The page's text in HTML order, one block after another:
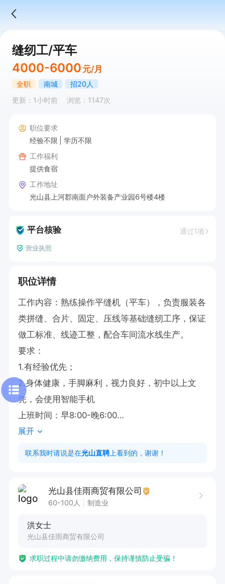
缝纫工/平车
4000-6000 元/月
全职 南城
招20人
更新：1小时前
浏览：1147次
职位要求
经验不限
学历不限
工作福利
提供食宿
工作地址
光山县上河郡南面户外装备产业园6号楼4楼
平台核验 通过1项
营业执照
职位详情
工作内容：熟练操作平缝机（平车），负责服装各
类拼缝、合片、固定、压线等基础缝纫工序，保证
做工标准、线迹工整，配合车间流水线生产。
要求：
1.有经验优先；
2.身体健康，手脚麻利，视力良好，初中以上文
凭，会使用智能手机
上班时间：早8:00-晚6:00
有意向🉑电话沟通，请告知【光山直聘】看到的😊
展开
联系我时请说是在光山直聘 上看到的，谢谢！
光山县佳雨商贸有限公司
60-100人 制造业
洪女士
光山县佳雨商贸有限公司
求职过程中请勿缴纳费用，保持谨慎防止受骗！